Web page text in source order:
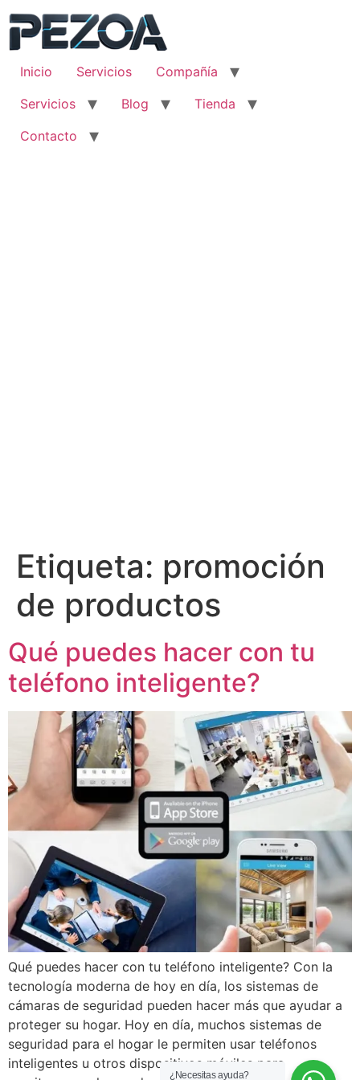
contenido
Inicio
Servicios
Compañía
Servicios
Blog
Tienda
Contacto
Etiqueta: promoción
de productos
Qué puedes hacer con tu
teléfono inteligente?
Qué puedes hacer con tu teléfono inteligente? Con la
tecnología moderna de hoy en día, los sistemas de
cámaras de seguridad pueden hacer más que ayudar a
proteger su hogar. Hoy en día, muchos sistemas de
seguridad para el hogar le permiten usar teléfonos
inteligentes u otros dispositivos móviles para
¿Necesitas ayuda?